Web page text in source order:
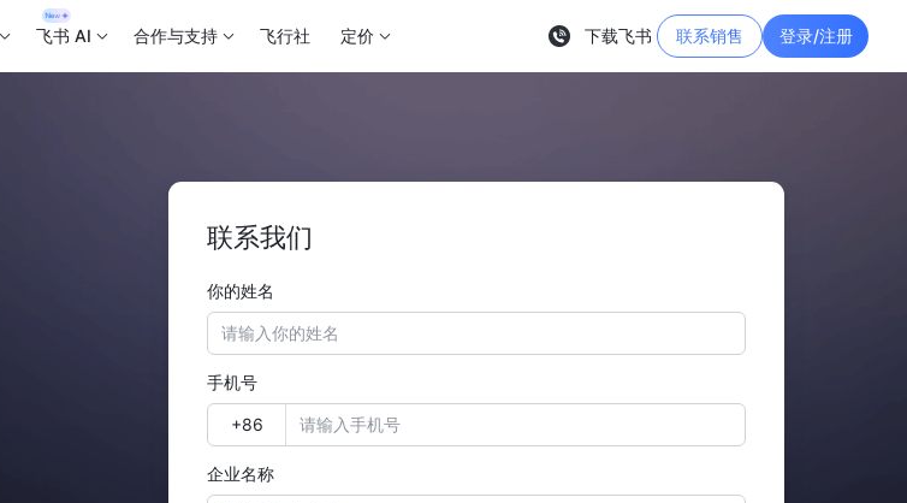
飞书 AI 合作与支持 飞行社 定价 下载飞书 联系销售 登录/注册
联系我们
你的姓名
手机号
企业名称